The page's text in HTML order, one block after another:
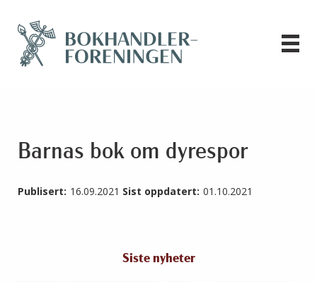
Barnas bok om dyrespor
Publisert: 16.09.2021 Sist oppdatert: 01.10.2021
Siste nyheter